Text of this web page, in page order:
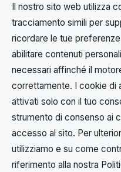
Il nostro sito web utilizza
tracciamento simili per
ricordare le tue
abilitare contenuti
necessari affinché il
correttamente. I cookie di
attivati solo con il tuo
strumento di consenso ai
accesso al sito. Per
utilizziamo e su come
riferimento alla nostra